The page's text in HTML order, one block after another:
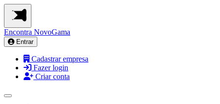
Encontra NovoGama
Entrar
Cadastrar empresa
Fazer login
Criar conta